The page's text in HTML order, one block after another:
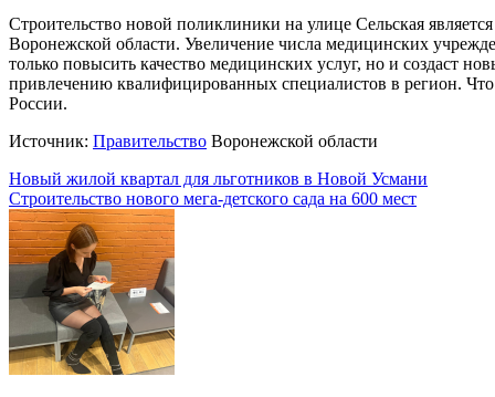
Строительство новой поликлиники на улице Сельская
Воронежской области. Увеличение числа медицинских
только повысить качество медицинских услуг, но и создаст
привлечению квалифицированных специалистов в регион. Что
России.
Источник: Правительство Воронежской области
Навигация
по
записям
Новый жилой квартал для льготников в Новой Усмани
Строительство нового мега-детского сада на 600 мест